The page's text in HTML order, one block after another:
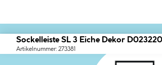
Sockelleiste SL 3 Eiche Dekor
Artikelnummer: 273381